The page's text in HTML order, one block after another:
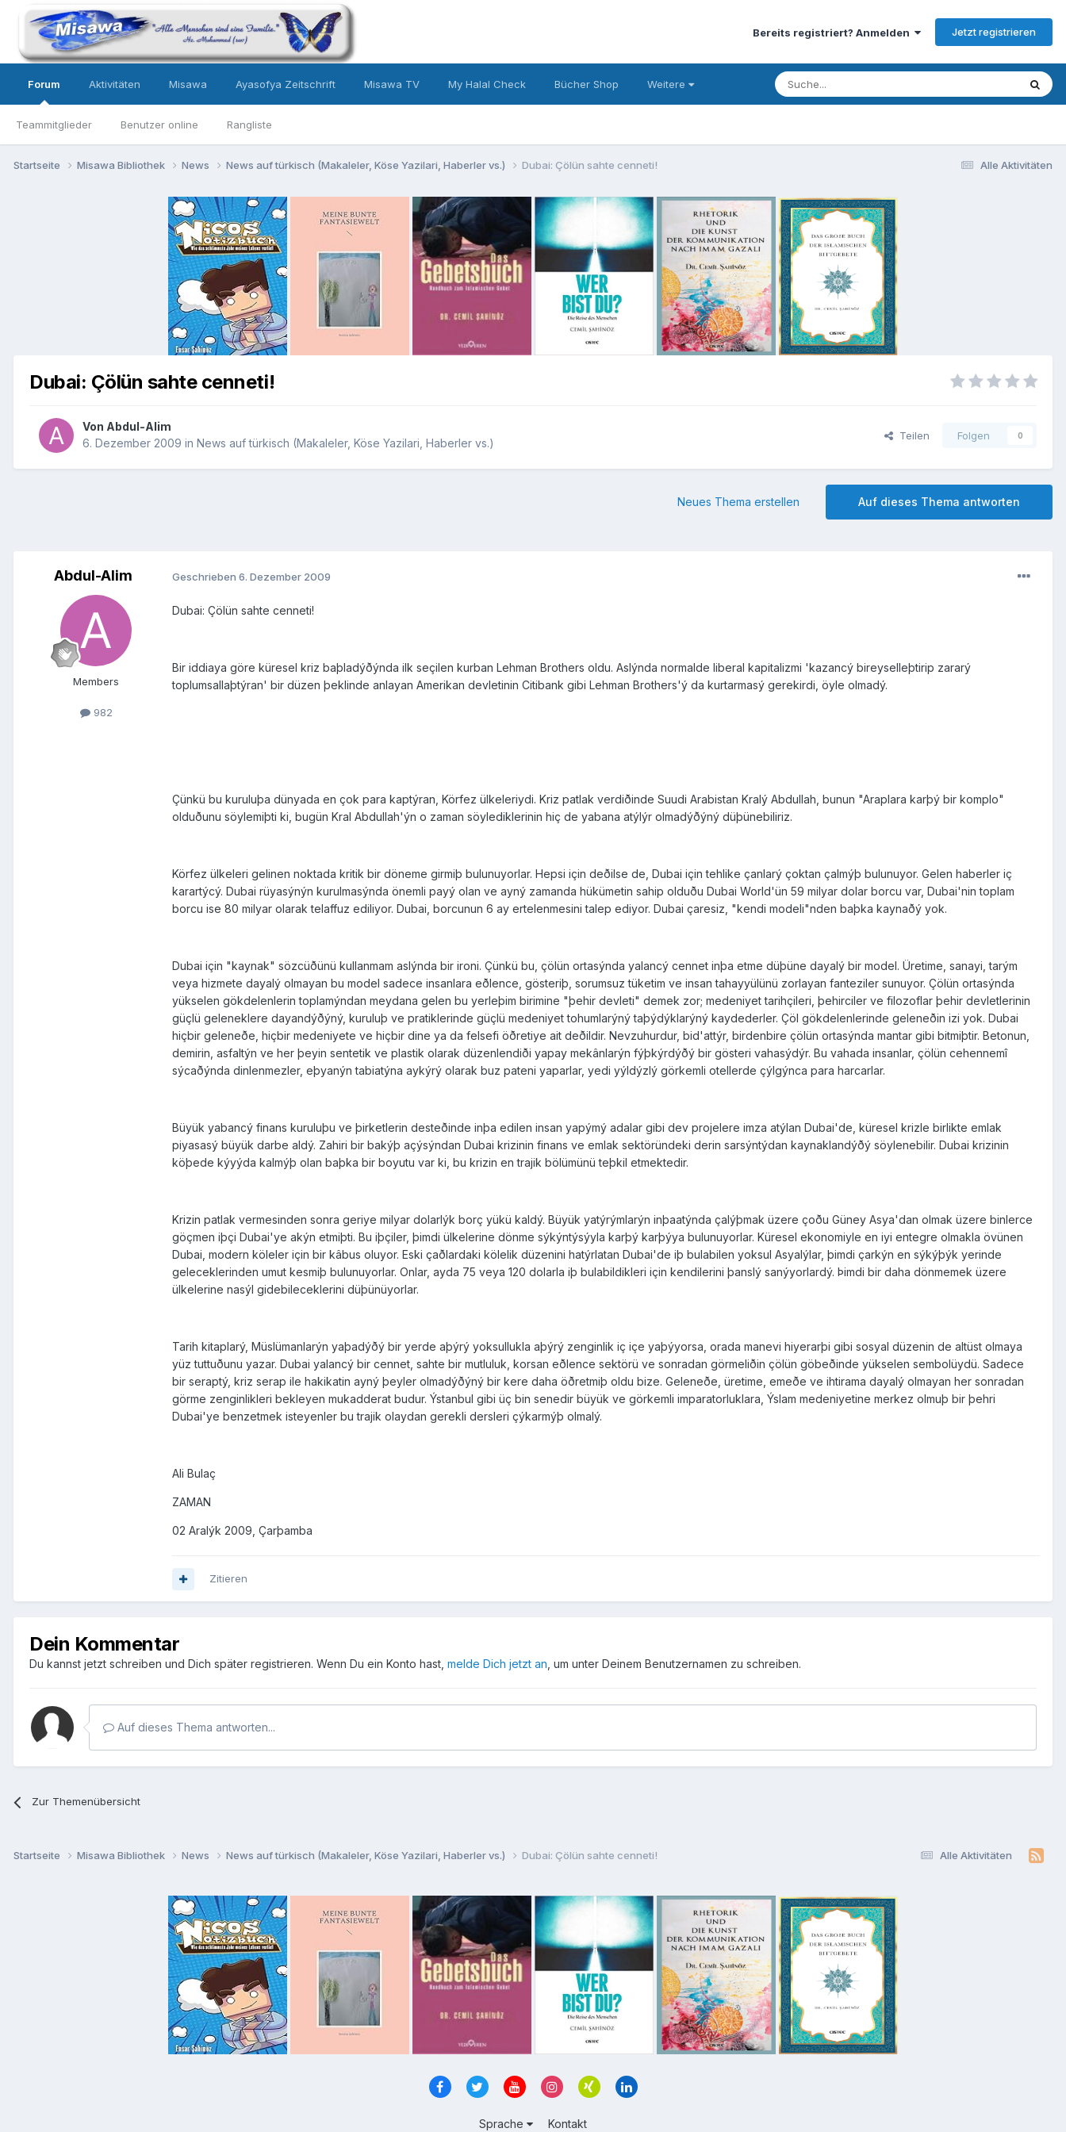
Bereits registriert? Anmelden Jetzt registrieren
Forum
Teammitglieder Benutzer online Rangliste
Aktivitäten Misawa Ayasofya Zeitschrift Misawa TV My Halal Check Bücher Shop Weitere
Alle Aktivitäten
Startseite Misawa Bibliothek News News auf türkisch (Makaleler, Köse Yazilari, Haberler vs.) Dubai: Çölün sahte cenneti!
Dubai: Çölün sahte cenneti!
Von Abdul-Alim
6. Dezember 2009 in News auf türkisch (Makaleler, Köse Yazilari, Haberler vs.)
Teilen Folgen 0
Auf dieses Thema antworten
Neues Thema erstellen
Abdul-Alim
Members
982
Geschrieben 6. Dezember 2009
Dubai: Çölün sahte cenneti!
Bir iddiaya göre küresel kriz baþladýðýnda ilk seçilen kurban Lehman Brothers oldu. Aslýnda normalde liberal kapitalizmi 'kazancý bireyselleþtirip zararý
toplumsallaþtýran' bir düzen þeklinde anlayan Amerikan devletinin Citibank gibi Lehman Brothers'ý da kurtarmasý gerekirdi, öyle olmadý.
Çünkü bu kuruluþa dünyada en çok para kaptýran, Körfez ülkeleriydi. Kriz patlak verdiðinde Suudi Arabistan Kralý Abdullah, bunun "Araplara karþý bir komplo"
olduðunu söylemiþti ki, bugün Kral Abdullah'ýn o zaman söylediklerinin hiç de yabana atýlýr olmadýðýný düþünebiliriz.
Körfez ülkeleri gelinen noktada kritik bir döneme girmiþ bulunuyorlar. Hepsi için deðilse de, Dubai için tehlike çanlarý çoktan çalmýþ bulunuyor. Gelen haberler iç
karartýcý. Dubai rüyasýnýn kurulmasýnda önemli payý olan ve ayný zamanda hükümetin sahip olduðu Dubai World'ün 59 milyar dolar borcu var, Dubai'nin toplam
borcu ise 80 milyar olarak telaffuz ediliyor. Dubai, borcunun 6 ay ertelenmesini talep ediyor. Dubai çaresiz, "kendi modeli"nden baþka kaynaðý yok.
Dubai için "kaynak" sözcüðünü kullanmam aslýnda bir ironi. Çünkü bu, çölün ortasýnda yalancý cennet inþa etme düþüne dayalý bir model. Üretime, sanayi, tarým
veya hizmete dayalý olmayan bu model sadece insanlara eðlence, gösteriþ, sorumsuz tüketim ve insan tahayyülünü zorlayan fanteziler sunuyor. Çölün ortasýnda
yükselen gökdelenlerin toplamýndan meydana gelen bu yerleþim birimine "þehir devleti" demek zor; medeniyet tarihçileri, þehirciler ve filozoflar þehir devletlerinin
güçlü geleneklere dayandýðýný, kuruluþ ve pratiklerinde güçlü medeniyet tohumlarýný taþýdýklarýný kaydederler. Çöl gökdelenlerinde geleneðin izi yok. Dubai
hiçbir geleneðe, hiçbir medeniyete ve hiçbir dine ya da felsefi öðretiye ait deðildir. Nevzuhurdur, bid'attýr, birdenbire çölün ortasýnda mantar gibi bitmiþtir. Betonun,
demirin, asfaltýn ve her þeyin sentetik ve plastik olarak düzenlendiði yapay mekânlarýn fýþkýrdýðý bir gösteri vahasýdýr. Bu vahada insanlar, çölün cehennemî
sýcaðýnda dinlenmezler, eþyanýn tabiatýna aykýrý olarak buz pateni yaparlar, yedi yýldýzlý görkemli otellerde çýlgýnca para harcarlar.
Büyük yabancý finans kuruluþu ve þirketlerin desteðinde inþa edilen insan yapýmý adalar gibi dev projelere imza atýlan Dubai'de, küresel krizle birlikte emlak
piyasasý büyük darbe aldý. Zahiri bir bakýþ açýsýndan Dubai krizinin finans ve emlak sektöründeki derin sarsýntýdan kaynaklandýðý söylenebilir. Dubai krizinin
köþede kýyýda kalmýþ olan baþka bir boyutu var ki, bu krizin en trajik bölümünü teþkil etmektedir.
Krizin patlak vermesinden sonra geriye milyar dolarlýk borç yükü kaldý. Büyük yatýrýmlarýn inþaatýnda çalýþmak üzere çoðu Güney Asya'dan olmak üzere binlerce
göçmen iþçi Dubai'ye akýn etmiþti. Bu iþçiler, þimdi ülkelerine dönme sýkýntýsýyla karþý karþýya bulunuyorlar. Küresel ekonomiyle en iyi entegre olmakla övünen
Dubai, modern köleler için bir kâbus oluyor. Eski çaðlardaki kölelik düzenini hatýrlatan Dubai'de iþ bulabilen yoksul Asyalýlar, þimdi çarkýn en sýkýþýk yerinde
geleceklerinden umut kesmiþ bulunuyorlar. Onlar, ayda 75 veya 120 dolarla iþ bulabildikleri için kendilerini þanslý sanýyorlardý. Þimdi bir daha dönmemek üzere
ülkelerine nasýl gidebileceklerini düþünüyorlar.
Tarih kitaplarý, Müslümanlarýn yaþadýðý bir yerde aþýrý yoksullukla aþýrý zenginlik iç içe yaþýyorsa, orada manevi hiyerarþi gibi sosyal düzenin de altüst olmaya
yüz tuttuðunu yazar. Dubai yalancý bir cennet, sahte bir mutluluk, korsan eðlence sektörü ve sonradan görmeliðin çölün göbeðinde yükselen sembolüydü. Sadece
bir seraptý, kriz serap ile hakikatin ayný þeyler olmadýðýný bir kere daha öðretmiþ oldu bize. Geleneðe, üretime, emeðe ve ihtirama dayalý olmayan her sonradan
görme zenginlikleri bekleyen mukadderat budur. Ýstanbul gibi üç bin senedir büyük ve görkemli imparatorluklara, Ýslam medeniyetine merkez olmuþ bir þehri
Dubai'ye benzetmek isteyenler bu trajik olaydan gerekli dersleri çýkarmýþ olmalý.
Ali Bulaç
ZAMAN
02 Aralýk 2009, Çarþamba
Zitieren
Dein Kommentar
Du kannst jetzt schreiben und Dich später registrieren. Wenn Du ein Konto hast, melde Dich jetzt an , um unter Deinem Benutzernamen zu schreiben.
Auf dieses Thema antworten...
Zur Themenübersicht
Alle Aktivitäten
Startseite Misawa Bibliothek News News auf türkisch (Makaleler, Köse Yazilari, Haberler vs.) Dubai: Çölün sahte cenneti!
Sprache Kontakt